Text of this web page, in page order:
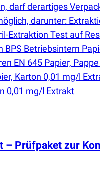
darf derartiges
darunter:
Extraktion Test auf
BPS Betriebsintern
EN 645 Papier,
Karton 0,01 mg/l
0,01 mg/l Extrakt
– Prüfpaket zur